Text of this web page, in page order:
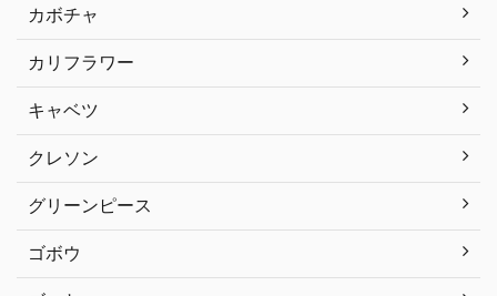
カボチャ
カリフラワー
キャベツ
クレソン
グリーンピース
ゴボウ